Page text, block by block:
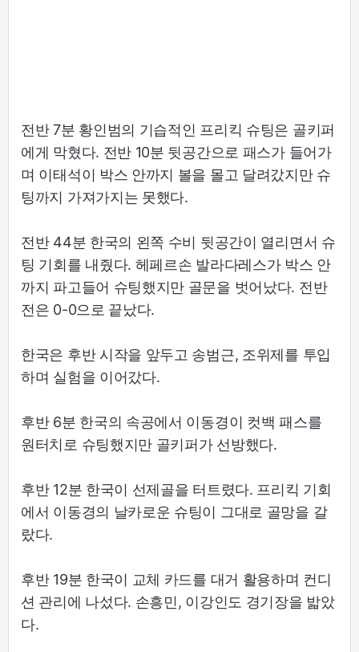
전반 7분 황인범의 기습적인 프리킥 슈팅은 골키퍼
에게 막혔다. 전반 10분 뒷공간으로 패스가 들어가
며 이태석이 박스 안까지 볼을 몰고 달려갔지만 슈
팅까지 가져가지는 못했다.
전반 44분 한국의 왼쪽 수비 뒷공간이 열리면서 슈
팅 기회를 내줬다. 헤페르손 발라다레스가 박스 안
까지 파고들어 슈팅했지만 골문을 벗어났다. 전반
전은 0-0으로 끝났다.
한국은 후반 시작을 앞두고 송범근, 조위제를 투입
하며 실험을 이어갔다.
후반 6분 한국의 속공에서 이동경이 컷백 패스를
원터치로 슈팅했지만 골키퍼가 선방했다.
후반 12분 한국이 선제골을 터트렸다. 프리킥 기회
에서 이동경의 날카로운 슈팅이 그대로 골망을 갈
랐다.
후반 19분 한국이 교체 카드를 대거 활용하며 컨디
션 관리에 나섰다. 손흥민, 이강인도 경기장을 밟았
다.